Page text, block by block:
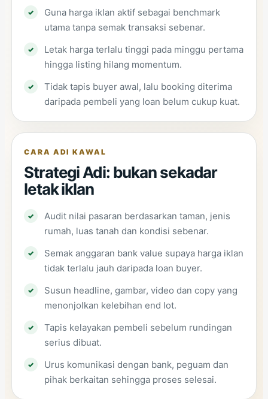
Guna harga iklan aktif sebagai benchmark
utama tanpa semak transaksi sebenar.
Letak harga terlalu tinggi pada minggu pertama
hingga listing hilang momentum.
Tidak tapis buyer awal, lalu booking diterima
daripada pembeli yang loan belum cukup kuat.
CARA ADI KAWAL
Strategi Adi: bukan sekadar
letak iklan
Audit nilai pasaran berdasarkan taman, jenis
rumah, luas tanah dan kondisi sebenar.
Semak anggaran bank value supaya harga iklan
tidak terlalu jauh daripada loan buyer.
Susun headline, gambar, video dan copy yang
menonjolkan kelebihan end lot.
Tapis kelayakan pembeli sebelum rundingan
serius dibuat.
Urus komunikasi dengan bank, peguam dan
pihak berkaitan sehingga proses selesai.